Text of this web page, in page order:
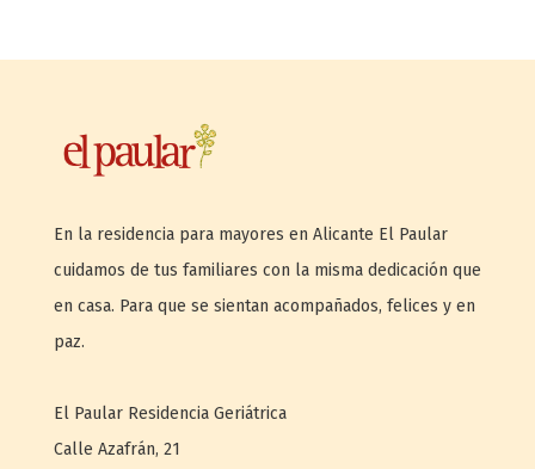
En la residencia para mayores en Alicante El Paular
cuidamos de tus familiares con la misma dedicación que
en casa. Para que se sientan acompañados, felices y en
paz.
El Paular Residencia Geriátrica
Calle Azafrán, 21